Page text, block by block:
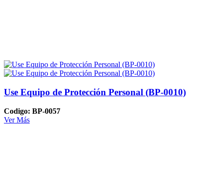
Use Equipo de Protección Personal (BP-0010)
Codigo: BP-0057
Ver Más